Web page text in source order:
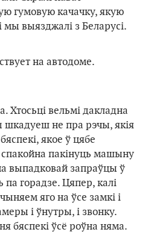
гумовую качачку, якую
выязджалі з Беларусі.
вельмі дакладна
шкадуеш не пра рэчы, якія
якое ў цябе
спакойна пакінуць машыну
выпадковай запраўцы ў
па горадзе. Цяпер, калі
яго на ўсе замкі і
і ўнутры, і звонку.
бяспекі ўсё роўна няма.